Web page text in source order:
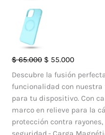
$65.000 El
precio
original
era:
$ 65.000.
$ 55.000El
precio
actual
es:
$ 55.000.
Descubre la fusión
funcionalidad con
para tu dispositivo. Con
marco en relieve para la
protección contra
Case
Silicone
Magsafe
Iphone
Pro
Max